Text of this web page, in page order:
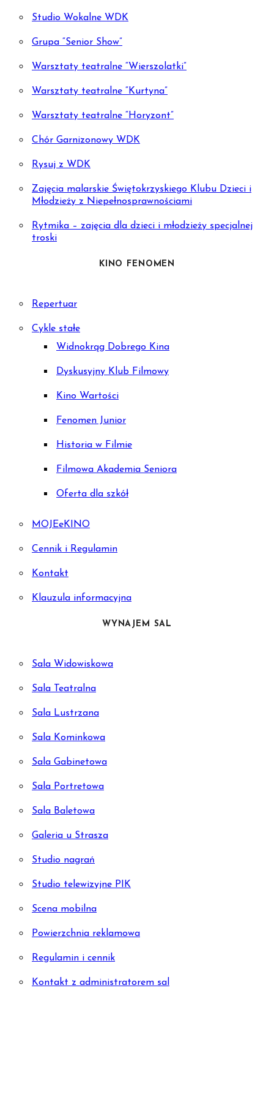
Studio Wokalne WDK
Grupa “Senior Show”
Warsztaty teatralne “Wierszolatki”
Warsztaty teatralne “Kurtyna”
Warsztaty teatralne “Horyzont”
Chór Garnizonowy WDK
Rysuj z WDK
Zajęcia malarskie Świętokrzyskiego Klubu Dzieci i
Młodzieży z Niepełnosprawnościami
Rytmika – zajęcia dla dzieci i młodzieży specjalnej
troski
KINO FENOMEN
Repertuar
Cykle stałe
Widnokrąg Dobrego Kina
Dyskusyjny Klub Filmowy
Kino Wartości
Fenomen Junior
Historia w Filmie
Filmowa Akademia Seniora
Oferta dla szkół
MOJEeKINO
Cennik i Regulamin
Kontakt
Klauzula informacyjna
WYNAJEM SAL
Sala Widowiskowa
Sala Teatralna
Sala Lustrzana
Sala Kominkowa
Sala Gabinetowa
Sala Portretowa
Sala Baletowa
Galeria u Strasza
Studio nagrań
Studio telewizyjne PIK
Scena mobilna
Powierzchnia reklamowa
Regulamin i cennik
Kontakt z administratorem sal